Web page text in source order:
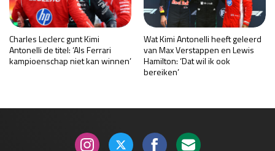
Charles Leclerc gunt Kimi
Antonelli de titel: ‘Als Ferrari
kampioenschap niet kan winnen’
Wat Kimi Antonelli heeft geleerd
van Max Verstappen en Lewis
Hamilton: ‘Dat wil ik ook
bereiken’